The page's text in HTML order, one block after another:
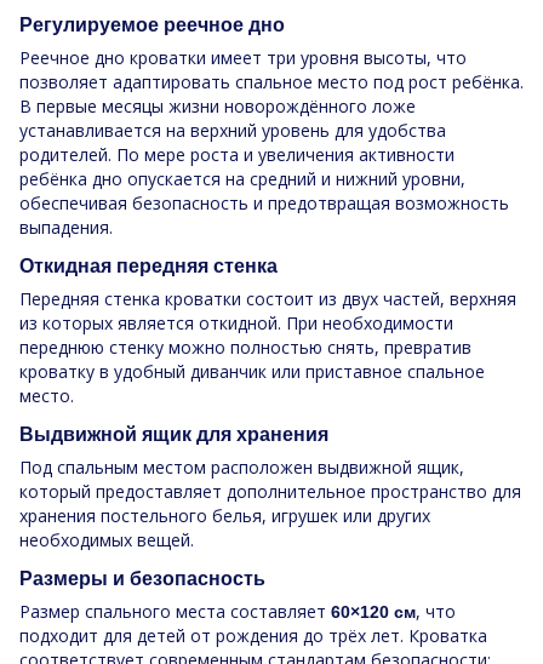
Регулируемое реечное дно
Реечное дно кроватки имеет три уровня высоты, что
позволяет адаптировать спальное место под рост ребёнка.
В первые месяцы жизни новорождённого ложе
устанавливается на верхний уровень для удобства
родителей. По мере роста и увеличения активности
ребёнка дно опускается на средний и нижний уровни,
обеспечивая безопасность и предотвращая возможность
выпадения.
Откидная передняя стенка
Передняя стенка кроватки состоит из двух частей, верхняя
из которых является откидной. При необходимости
переднюю стенку можно полностью снять, превратив
кроватку в удобный диванчик или приставное спальное
место.
Выдвижной ящик для хранения
Под спальным местом расположен выдвижной ящик,
который предоставляет дополнительное пространство для
хранения постельного белья, игрушек или других
необходимых вещей.
Размеры и безопасность
Размер спального места составляет 60×120 см, что
подходит для детей от рождения до трёх лет. Кроватка
соответствует современным стандартам безопасности: